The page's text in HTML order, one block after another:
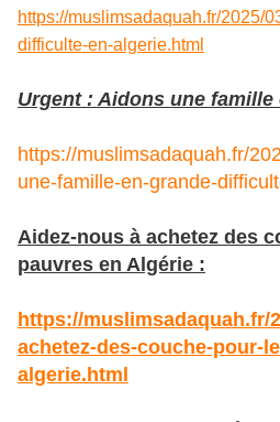
https://muslimsadaquah.fr/2025/
difficulte-en-algerie.html
Urgent : Aidons une
https://muslimsadaquah.fr/
une-famille-en-grande-
Aidez-nous à achetez des
pauvres en Algérie :
https://muslimsadaquah.fr/
achetez-des-couche-pour-
algerie.html